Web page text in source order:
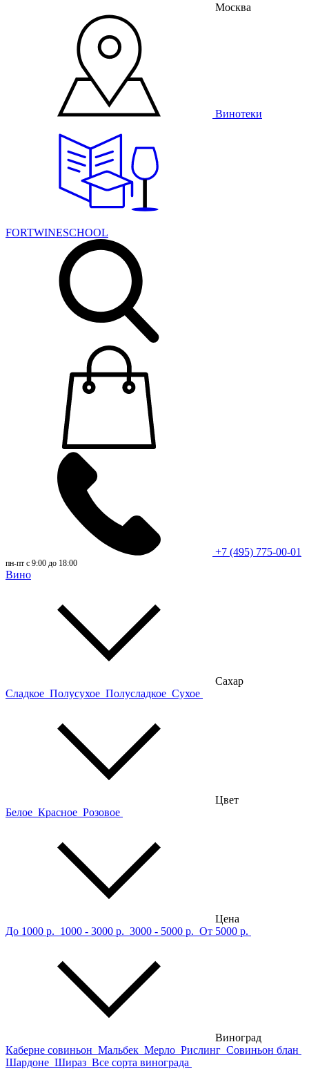
Москва
Винотеки
FORTWINESCHOOL
+7 (495) 775-00-01
пн-пт с 9:00 до 18:00
Вино
Сахар
Сладкое Полусухое Полусладкое Сухое
Цвет
Белое Красное Розовое
Цена
До 1000 р. 1000 - 3000 р. 3000 - 5000 р. От 5000 р.
Виноград
Каберне совиньон Мальбек Мерло Рислинг Совиньон блан
Шардоне Шираз Все сорта винограда